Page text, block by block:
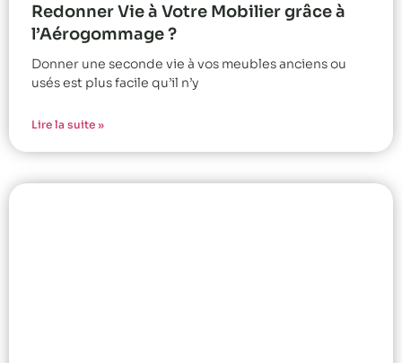
Redonner Vie à Votre Mobilier grâce à
l’Aérogommage ?
Donner une seconde vie à vos meubles anciens ou
usés est plus facile qu’il n’y
Lire la suite »